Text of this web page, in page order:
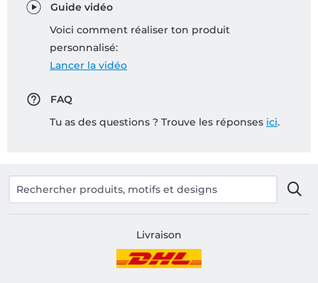
Guide vidéo
Voici comment réaliser ton produit
personnalisé:
Lancer la vidéo
FAQ
Tu as des questions ? Trouve les réponses ici.
Livraison